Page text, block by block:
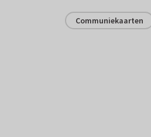
Communiekaarten